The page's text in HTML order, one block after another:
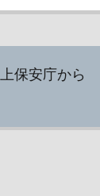
保安庁から